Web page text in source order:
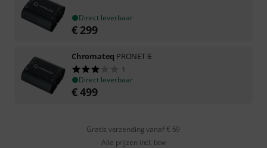
Direct leverbaar
€ 299
Chromateq PRONET-E
1
Direct leverbaar
€499
Gratis verzending vanaf € 69
Alle prijzen incl. btw